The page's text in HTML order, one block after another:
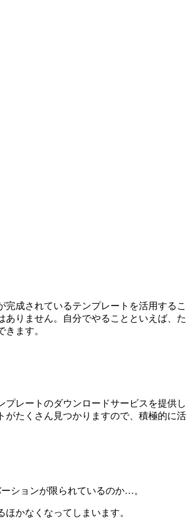
完成されているテンプレートを活用するこ
りません。自分でやることといえば、た
ます。
レートのダウンロードサービスを提供し
がたくさん見つかりますので、積極的に活
ションが限られているのか…。
かなくなってしまいます。